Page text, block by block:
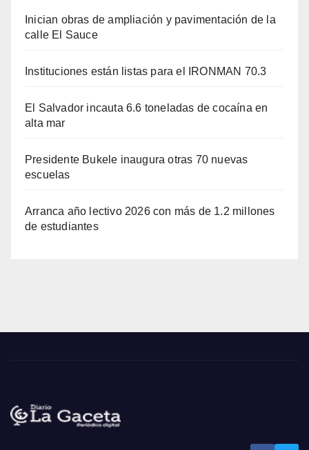
Inician obras de ampliación y pavimentación de la
calle El Sauce
Instituciones están listas para el IRONMAN 70.3
El Salvador incauta 6.6 toneladas de cocaína en
alta mar
Presidente Bukele inaugura otras 70 nuevas
escuelas
Arranca año lectivo 2026 con más de 1.2 millones
de estudiantes